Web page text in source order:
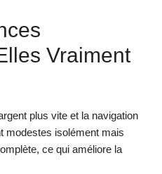
Vraiment
plus vite et la navigation
modestes isolément mais
ce qui améliore la